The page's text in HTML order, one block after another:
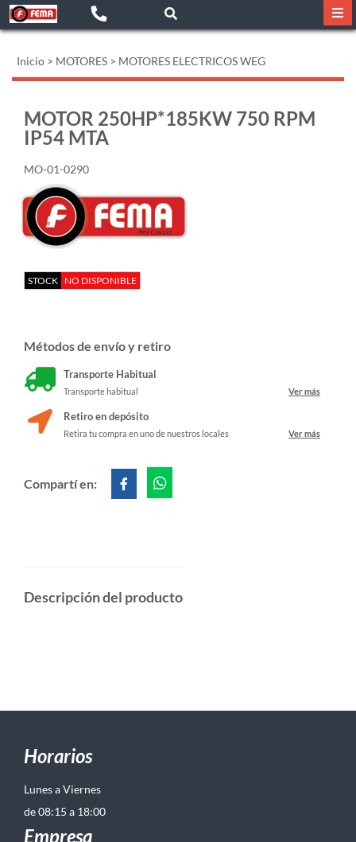
Inicio > MOTORES > MOTORES ELECTRICOS WEG
MOTOR 250HP*185KW 750 RPM
IP54 MTA
MO-01-0290
STOCK NO DISPONIBLE
Métodos de envío y retiro
Transporte Habitual
Transporte habitual Ver más
Retiro en depósito
Retira tu compra en uno de nuestros locales Ver más
Compartí en:
Descripción del producto
Horarios
Lunes a Viernes
de 08:15 a 18:00
Empresa